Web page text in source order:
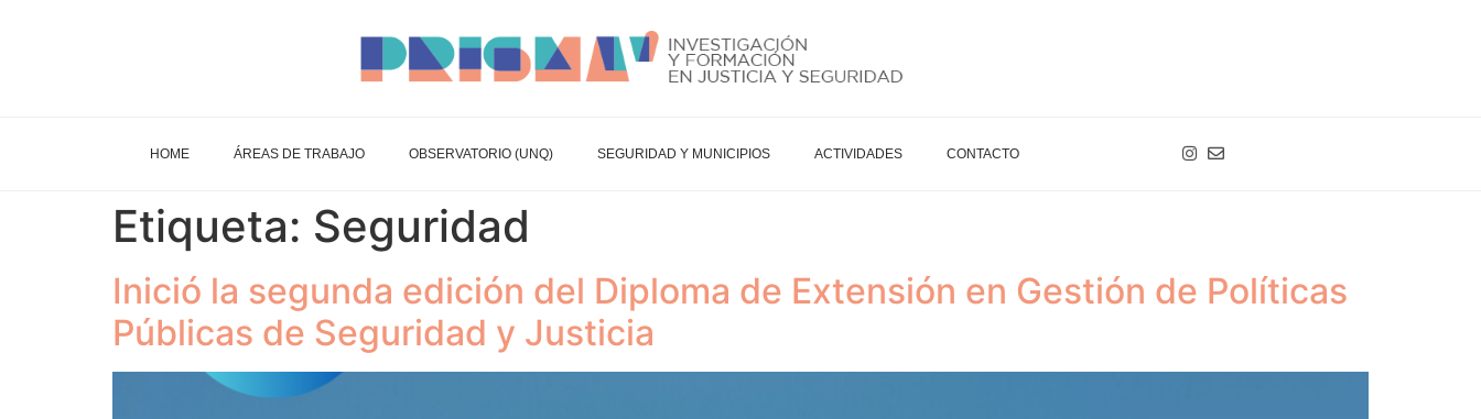
HOME ÁREAS DE TRABAJO OBSERVATORIO (UNQ) SEGURIDAD Y MUNICIPIOS ACTIVIDADES CONTACTO
Etiqueta: Seguridad
Inició la segunda edición del Diploma de Extensión en Gestión de Políticas
Públicas de Seguridad y Justicia